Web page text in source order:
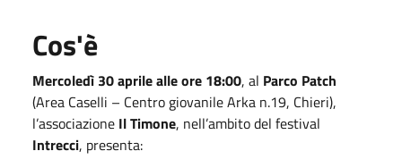
Cos'è
Mercoledì 30 aprile alle ore 18:00, al Parco Patch
(Area Caselli – Centro giovanile Arka n.19, Chieri),
l’associazione Il Timone, nell’ambito del festival
Intrecci, presenta: